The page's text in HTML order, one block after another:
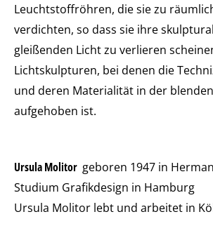
Leuchtstoffröhren, die sie zu
verdichten, so dass sie ihre
gleißenden Licht zu verlieren
Lichtskulpturen, bei denen die
und deren Materialität in der
aufgehoben ist.
Ursula Molitor geboren 1947 in
Studium Grafikdesign in Hamburg
Ursula Molitor lebt und arbeitet in